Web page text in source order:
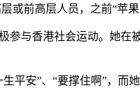
或前高层人员，之前“苹
与香港社会运动。她在
平安”、“要撑住啊”，而